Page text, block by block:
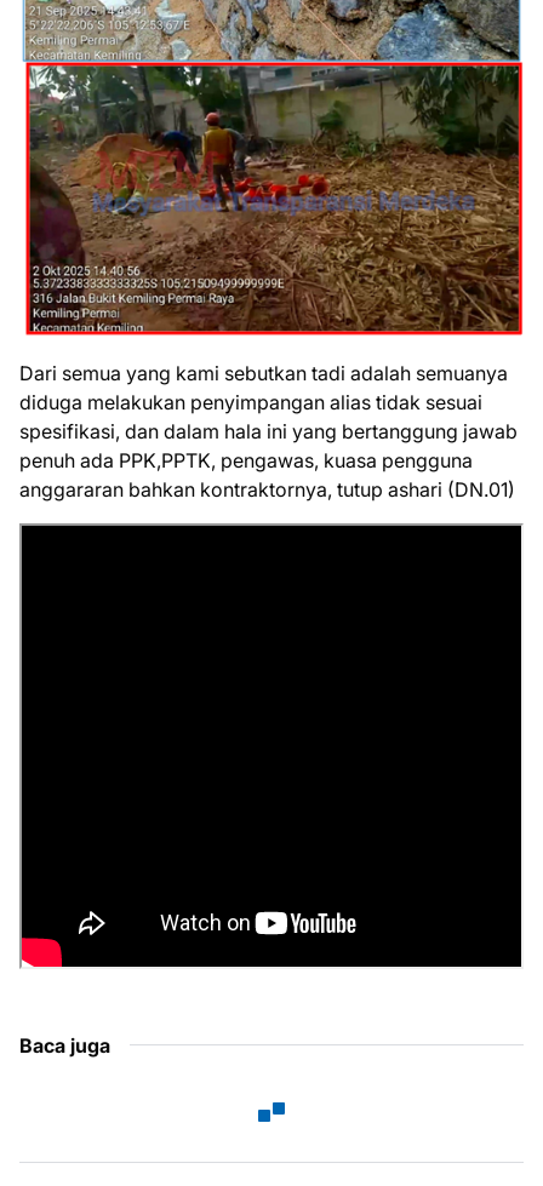
Dari semua yang kami sebutkan tadi adalah semuanya
diduga melakukan penyimpangan alias tidak sesuai
spesifikasi, dan dalam hala ini yang bertanggung jawab
penuh ada PPK,PPTK, pengawas, kuasa pengguna
anggararan bahkan kontraktornya, tutup ashari (DN.01)
Baca juga